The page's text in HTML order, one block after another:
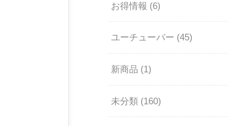
お得情報 (6)
ユーチューバー (45)
新商品 (1)
未分類 (160)